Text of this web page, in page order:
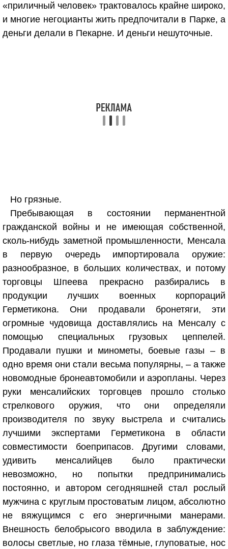
«приличный человек» трактовалось крайне широко,
и многие негоцианты жить предпочитали в Парке, а
деньги делали в Пекарне. И деньги нешуточные.
Но грязные.
Пребывающая в состоянии перманентной
гражданской войны и не имеющая собственной,
сколь-нибудь заметной промышленности, Менсала
в первую очередь импортировала оружие:
разнообразное, в больших количествах, и потому
торговцы Шпеева прекрасно разбирались в
продукции лучших военных корпораций
Герметикона. Они продавали бронетяги, эти
огромные чудовища доставлялись на Менсалу с
помощью специальных грузовых цеппелей.
Продавали пушки и минометы, боевые газы – в
одно время они стали весьма популярны, – а также
новомодные бронеавтомобили и аэропланы. Через
руки менсалийских торговцев прошло столько
стрелкового оружия, что они определяли
производителя по звуку выстрела и считались
лучшими экспертами Герметикона в области
совместимости боеприпасов. Другими словами,
удивить менсалийцев было практически
невозможно, но попытки предпринимались
постоянно, и автором сегодняшней стал рослый
мужчина с круглым простоватым лицом, абсолютно
не вяжущимся с его энергичными манерами.
Внешность белобрысого вводила в заблуждение:
волосы светлые, но глаза тёмные, глуповатые, нос